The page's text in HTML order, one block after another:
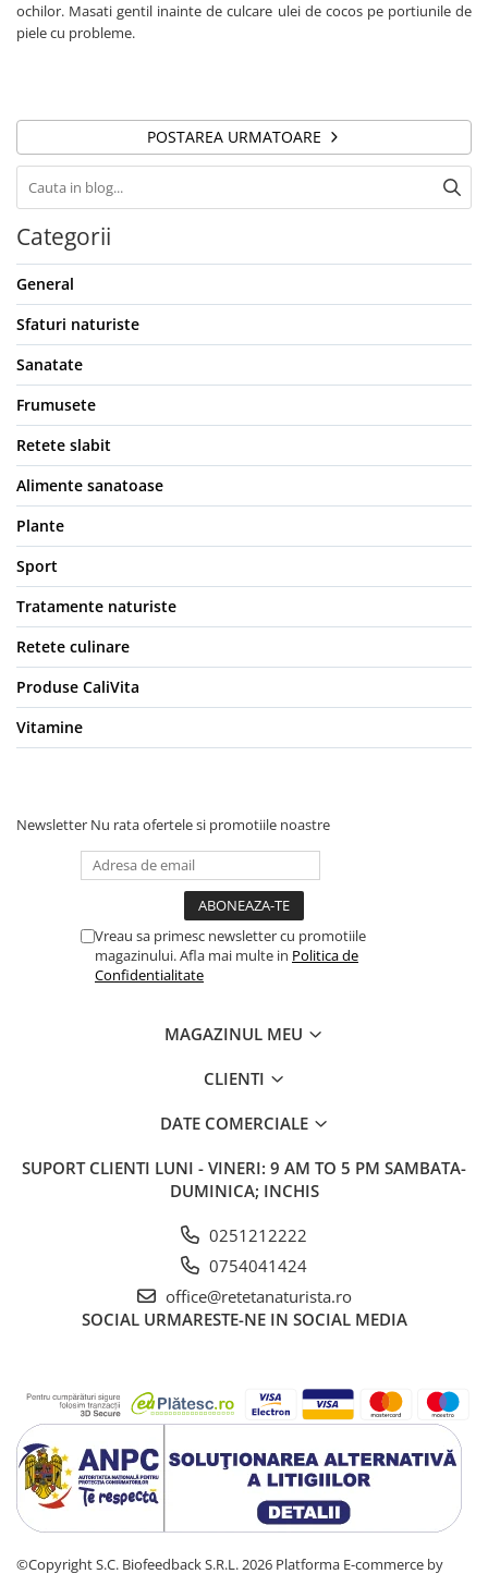
ochilor. Masati gentil inainte de culcare ulei de cocos pe portiunile de
piele cu probleme.
POSTAREA URMATOARE
Categorii
General
Sfaturi naturiste
Sanatate
Frumusete
Retete slabit
Alimente sanatoase
Plante
Sport
Tratamente naturiste
Retete culinare
Produse CaliVita
Vitamine
Newsletter Nu rata ofertele si promotiile noastre
Vreau sa primesc newsletter cu promotiile
magazinului. Afla mai multe in Politica de
Confidentialitate
MAGAZINUL MEU
CLIENTI
DATE COMERCIALE
SUPORT CLIENTI LUNI - VINERI: 9 AM TO 5 PM SAMBATA-
DUMINICA; INCHIS
0251212222
0754041424
office@retetanaturista.ro
SOCIAL URMARESTE-NE IN SOCIAL MEDIA
©Copyright S.C. Biofeedback S.R.L. 2026 Platforma E-commerce by